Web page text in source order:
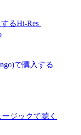
Hi-Res